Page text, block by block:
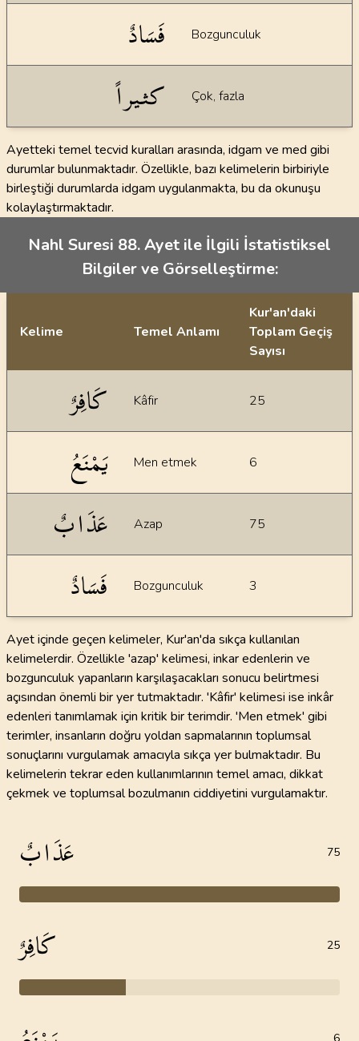
فَسَادٌ Bozgunculuk
كثيراً Çok, fazla
Ayetteki temel tecvid kuralları arasında, idgam ve med gibi
durumlar bulunmaktadır. Özellikle, bazı kelimelerin birbiriyle
birleştiği durumlarda idgam uygulanmakta, bu da okunuşu
kolaylaştırmaktadır.
Nahl Suresi 88. Ayet ile İlgili İstatistiksel
Bilgiler ve Görselleştirme:
Kelime Temel Anlamı
Kur'an'daki
Toplam Geçiş
Sayısı
كَافِرٌ Kâfir 25
يَمْنَعُ Men etmek 6
عَذَابٌ Azap 75
فَسَادٌ Bozgunculuk 3
Ayet içinde geçen kelimeler, Kur'an'da sıkça kullanılan
kelimelerdir. Özellikle 'azap' kelimesi, inkar edenlerin ve
bozgunculuk yapanların karşılaşacakları sonucu belirtmesi
açısından önemli bir yer tutmaktadır. 'Kâfir' kelimesi ise inkâr
edenleri tanımlamak için kritik bir terimdir. 'Men etmek' gibi
terimler, insanların doğru yoldan sapmalarının toplumsal
sonuçlarını vurgulamak amacıyla sıkça yer bulmaktadır. Bu
kelimelerin tekrar eden kullanımlarının temel amacı, dikkat
çekmek ve toplumsal bozulmanın ciddiyetini vurgulamaktır.
عَذَابٌ 75
كَافِرٌ 25